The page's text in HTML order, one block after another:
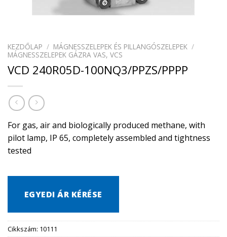
KEZDŐLAP / MÁGNESSZELEPEK ÉS PILLANGÓSZELEPEK /
MÁGNESSZELEPEK GÁZRA VAS, VCS
VCD 240R05D-100NQ3/PPZS/PPPP
For gas, air and biologically produced methane, with
pilot lamp, IP 65, completely assembled and tightness
tested
EGYEDI ÁR KÉRÉSE
Cikkszám: 10111